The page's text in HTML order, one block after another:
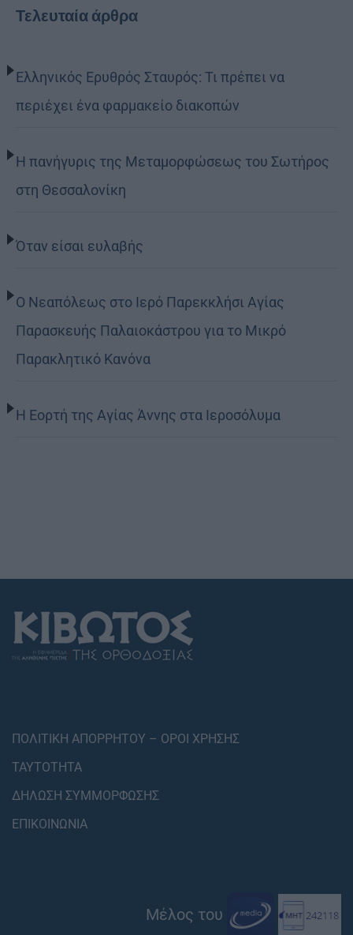
Τελευταία άρθρα
Ελληνικός Ερυθρός Σταυρός: Τι πρέπει να
περιέχει ένα φαρμακείο διακοπών
Η πανήγυρις της Μεταμορφώσεως του Σωτήρος
στη Θεσσαλονίκη
Όταν είσαι ευλαβής
Ο Νεαπόλεως στο Ιερό Παρεκκλήσι Αγίας
Παρασκευής Παλαιοκάστρου για το Μικρό
Παρακλητικό Κανόνα
Η Εορτή της Αγίας Άννης στα Ιεροσόλυμα
ΠΟΛΙΤΙΚΗ ΑΠΟΡΡΗΤΟΥ – ΟΡΟΙ ΧΡΗΣΗΣ
ΤΑΥΤΟΤΗΤΑ
ΔΗΛΩΣΗ ΣΥΜΜΟΡΦΩΣΗΣ
ΕΠΙΚΟΙΝΩΝΙΑ
Μέλος του